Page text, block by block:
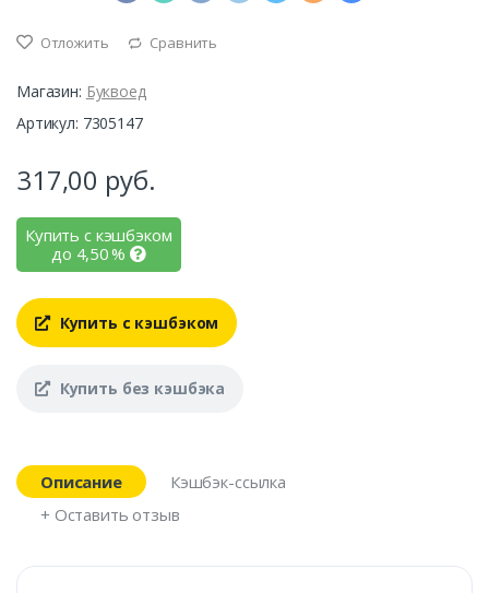
Отложить Сравнить
Магазин: Буквоед
Артикул: 7305147
317,00 руб.
Купить с кэшбэком
до 4,50%
Купить с кэшбэком
Купить без кэшбэка
Описание
Кэшбэк-ссылка
+ Оставить отзыв